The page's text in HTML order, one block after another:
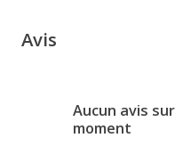
Avis
Aucun avis
moment